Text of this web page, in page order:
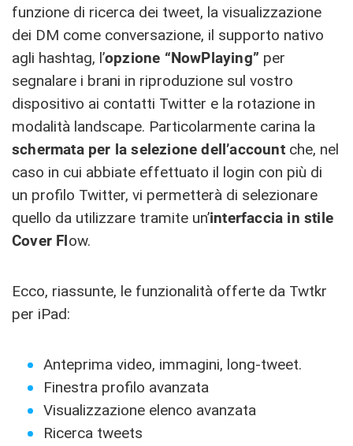
funzione di ricerca dei tweet, la visualizzazione
dei DM come conversazione, il supporto nativo
agli hashtag, l’opzione “NowPlaying” per
segnalare i brani in riproduzione sul vostro
dispositivo ai contatti Twitter e la rotazione in
modalità landscape. Particolarmente carina la
schermata per la selezione dell’accountche, nel
caso in cui abbiate effettuato il login con più di
un profilo Twitter, vi permetterà di selezionare
quello da utilizzare tramite un’interfaccia in stile
Cover Flow.
Ecco, riassunte, le funzionalità offerte da Twtkr
per iPad:
Anteprima video, immagini, long-tweet.
Finestra profilo avanzata
Visualizzazione elenco avanzata
Ricerca tweets